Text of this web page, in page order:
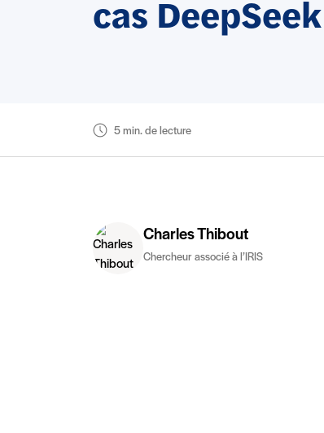
cas DeepSeek
5 min. de lecture
Charles Thibout
Chercheur associé à l’IRIS